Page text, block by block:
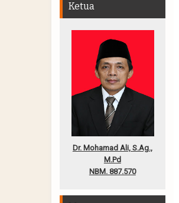
Ketua
Dr. Mohamad Ali, S.Ag.,
M.Pd
NBM. 887.570